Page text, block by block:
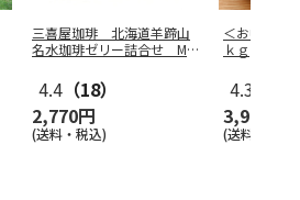
三喜屋珈琲 北海道羊蹄山
名水珈琲ゼリー詰合せ MC
4.4 （18）
2,770円
(送料・税込)
＜お中元＞
ｋｇ
4.3
3,980円
(送料・税込)